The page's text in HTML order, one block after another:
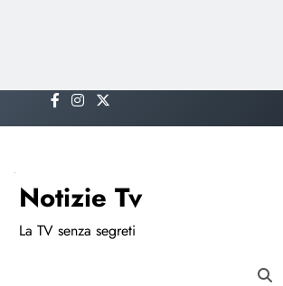
Notizie Tv
La TV senza segreti